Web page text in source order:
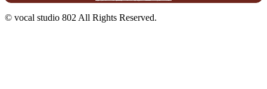
© vocal studio 802 All Rights Reserved.